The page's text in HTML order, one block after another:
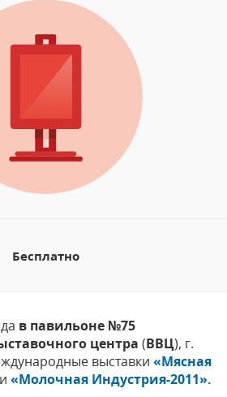
Бесплатно
в павильоне №75
центра (ВВЦ), г.
выставки «Мясная
и «Молочная Индустрия-2011».